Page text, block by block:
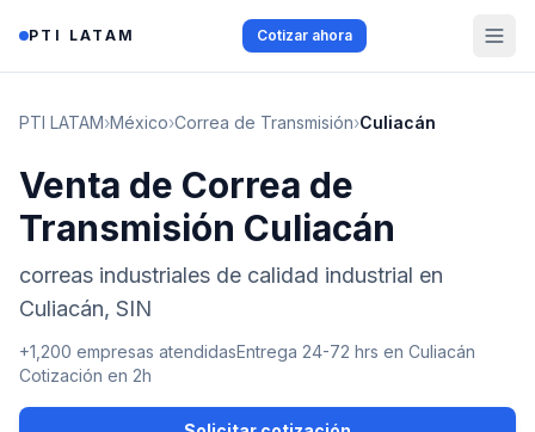
PTI LATAM Cotizar ahora
PTI LATAM›México›Correa de Transmisión›Culiacán
Venta de Correa de
Transmisión Culiacán
correas industriales de calidad industrial en
Culiacán, SIN
+1,200 empresas atendidasEntrega 24-72 hrs en Culiacán
Cotización en 2h